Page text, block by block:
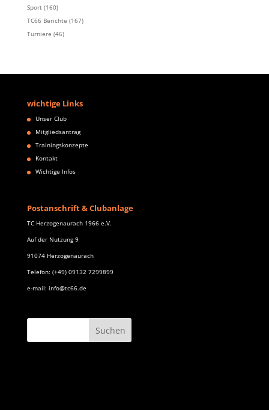
Sport(160)
TC66 Berichte (167)
Turniere (46)
wichtige Links
Unser Club
Mitgliedsantrag
Trainingskonzepte
Kontakt
Wichtige Infos
Postanschrift & Clubanlage
TC Herzogenaurach 1966 e.V.
Auf der Nutzung 9
91074 Herzogenaurach
Telefon: (+49) 09132 7299899
e-mail: info@tc66.de